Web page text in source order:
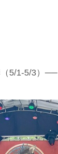
5/1-5/3）──